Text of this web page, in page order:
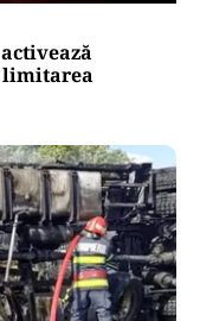
limitarea